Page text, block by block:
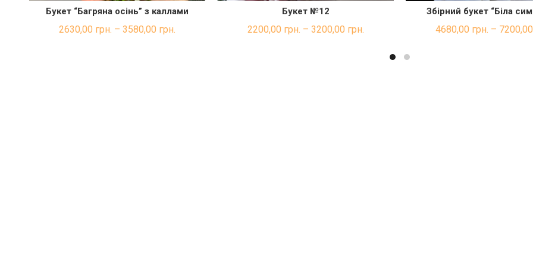
ШВИДКА ПОКУПКА
Букет “Багряна осінь” з каллами
2630,00 грн. – 3580,00 грн.
ШВИДКА ПОКУПКА
Букет №12
2200,00 грн. – 3200,00 грн.
ШВИДКА
Збірний букет “Біла
4680,00 грн. – 7200,00